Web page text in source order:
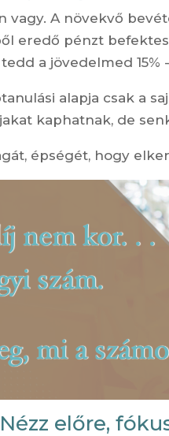
vagy. A növekvő
eredő pénzt
a jövedelmed
alapja csak a
kaphatnak, de
épségét, hogy
előre,